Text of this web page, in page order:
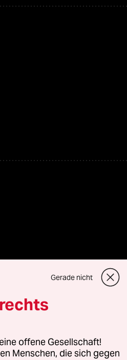
GmbH
Fragen oder für Genehmigungen
Gerade nicht
offene Gesellschaft!
Menschen, die sich gegen